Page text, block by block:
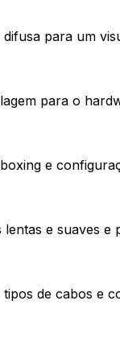
para um
para o
e
e suaves e
de cabos e